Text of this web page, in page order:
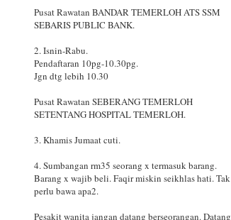
Pusat Rawatan BANDAR TEMERLOH ATS SSM
SEBARIS PUBLIC BANK.
2. Isnin-Rabu.
Pendaftaran 10pg-10.30pg.
Jgn dtg lebih 10.30
Pusat Rawatan SEBERANG TEMERLOH
SETENTANG HOSPITAL TEMERLOH.
3. Khamis Jumaat cuti.
4. Sumbangan rm35 seorang x termasuk barang.
Barang x wajib beli. Faqir miskin seikhlas hati. Tak
perlu bawa apa2.
Pesakit wanita jangan datang berseorangan. Datang